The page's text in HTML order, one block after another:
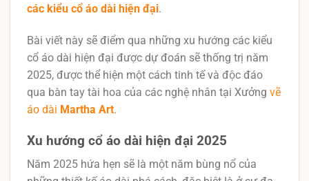
các kiểu cổ áo dài hiện đại.
Bài viết này sẽ điểm qua những xu hướng các kiểu
cổ áo dài hiện đại được dự đoán sẽ thống trị năm
2025, được thể hiện một cách tinh tế và độc đáo
qua bàn tay tài hoa của các nghệ nhân tại Xưởng vẽ
áo dài Martha Art.
Xu hướng cổ áo dài hiện đại 2025
Năm 2025 hứa hẹn sẽ là một năm bùng nổ của